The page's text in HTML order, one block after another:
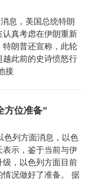
息，美国总统特朗
真考虑在伊朗重新
特朗普还宣称，此轮
此前的史诗愤怒行
接
方位准备”
色列方面消息，以色
示，鉴于当前与伊
，以色列方面目前
情况做好了准备。 据